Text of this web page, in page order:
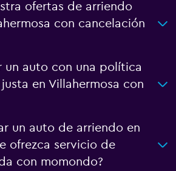
ofertas de arriendo
con cancelación
un auto con una política
en Villahermosa con
un auto de arriendo en
ofrezca servicio de
con momondo?